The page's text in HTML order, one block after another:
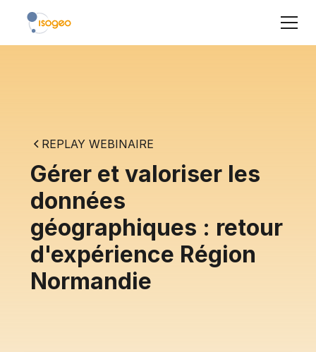
REPLAY WEBINAIRE
Gérer et valoriser les
données
géographiques : retour
d'expérience Région
Normandie